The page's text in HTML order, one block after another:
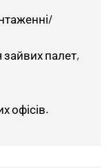
палет,
офісів.